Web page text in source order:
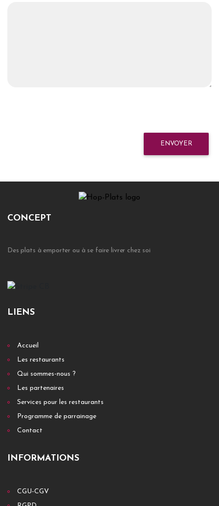
ENVOYER
CONCEPT
Des plats à emporter ou à se faire livrer chez soi
LIENS
Accueil
Les restaurants
Qui sommes-nous ?
Les partenaires
Services pour les restaurants
Programme de parrainage
Contact
INFORMATIONS
CGU-CGV